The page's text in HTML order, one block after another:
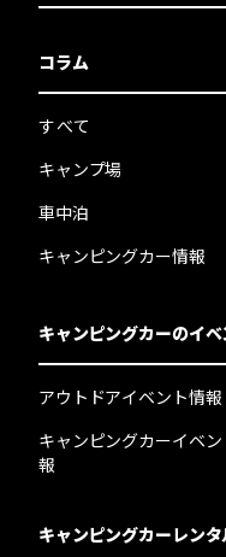
コラム
すべて
キャンプ場
車中泊
キャンピングカー情報
キャンピングカーのイ
アウトドアイベント情報
キャンピングカーイベン
報
キャンピングカーレン